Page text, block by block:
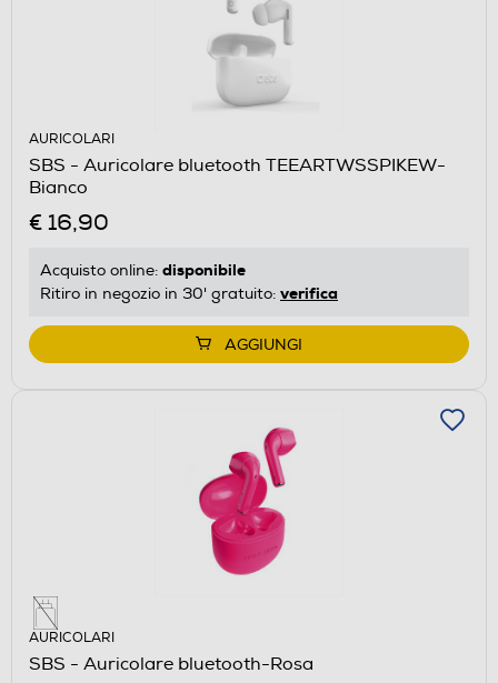
AURICOLARI
SBS - Auricolare bluetooth TEEARTWSSPIKEW-
Bianco
€ 16,90
Acquisto online: disponibile
Ritiro in negozio in 30' gratuito: verifica
AGGIUNGI
AURICOLARI
SBS - Auricolare bluetooth-Rosa